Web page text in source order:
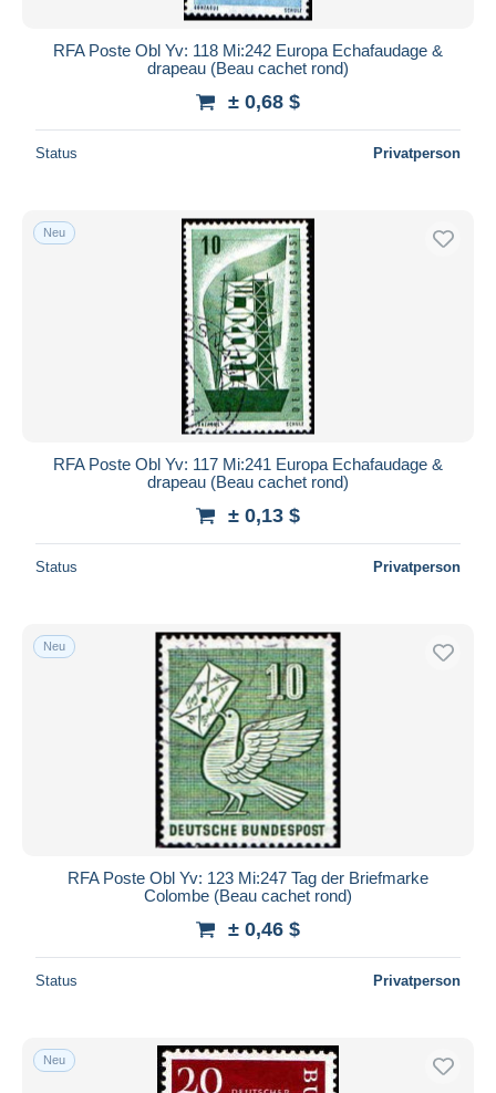
RFA Poste Obl Yv: 118 Mi:242 Europa Echafaudage &
drapeau (Beau cachet rond)
± 0,68 $
Status Privatperson
Neu
RFA Poste Obl Yv: 117 Mi:241 Europa Echafaudage &
drapeau (Beau cachet rond)
± 0,13 $
Status Privatperson
Neu
RFA Poste Obl Yv: 123 Mi:247 Tag der Briefmarke
Colombe (Beau cachet rond)
± 0,46 $
Status Privatperson
Neu